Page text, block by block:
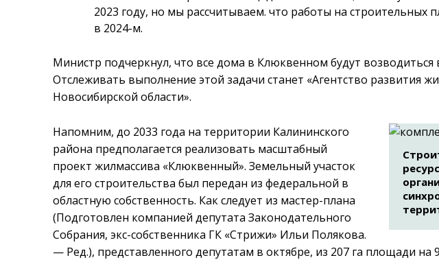
2023 году, но мы рассчитываем. что работы на строительных
в 2024-м.
Министр подчеркнул, что все дома в Клюквенном будут возводиться
Отслеживать выполнение этой задачи станет «Агентство развития
Новосибирской области».
Напомним, до 2033 года на территории Калининского
района предполагается реализовать масштабный
проект жилмассива «Клюквенный». Земельный участок
для его строительства был передан из федеральной в
областную собственность. Как следует из мастер-плана
(Подготовлен компанией депутата Законодательного
Собрания, экс-собственника ГК «Стрижи» Ильи Полякова.
— Ред.), представленного депутатам в октябре, из 207 га площади на